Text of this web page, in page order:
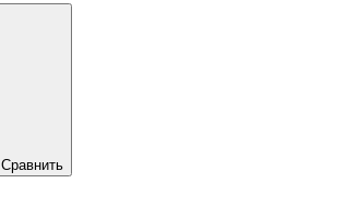
Сравнить